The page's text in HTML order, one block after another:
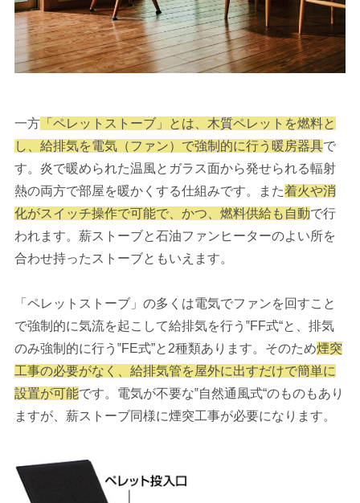
一方「ペレットストーブ」とは、木質ペレットを燃料と
し、給排気を電気（ファン）で強制的に行う暖房器具で
す。炎で暖められた温風とガラス面から発せられる輻射
熱の両方で部屋を暖かくする仕組みです。また着火や消
化がスイッチ操作で可能で、かつ、燃料供給も自動で行
われます。薪ストーブと石油ファンヒーターのよい所を
合わせ持ったストーブともいえます。
「ペレットストーブ」の多くは電気でファンを回すこと
で強制的に気流を起こして給排気を行う‟FF式“と、排気
のみ強制的に行う‟FE式”と2種類あります。そのため煙突
工事の必要がなく、給排気管を屋外に出すだけで簡単に
設置が可能です。電気が不要な‟自然通風式“のものもあり
ますが、薪ストーブ同様に煙突工事が必要になります。